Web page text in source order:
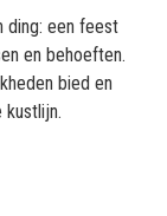
ding: een feest
en behoeften.
bied en